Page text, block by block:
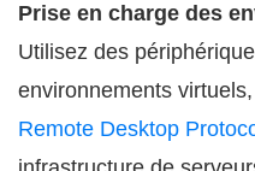
Prise en charge des
Utilisez des
environnements
Remote Desktop